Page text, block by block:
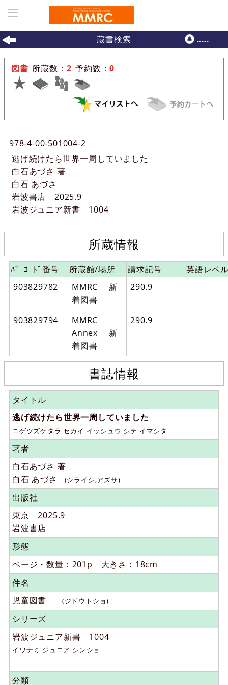
ホーム 一覧表示> 詳細
蔵書検索 -----
図書 所蔵数： 2 予約数：0
978-4-00-501004-2
逃げ続けたら世界一周していました
白石あづさ 著
白石 あづさ
岩波書店 2025.9
岩波ジュニア新書 1004
所蔵情報
ﾊﾞｰｺｰﾄﾞ番号 所蔵館/場所 請求記号
英語レベ
903829782
MMRC 新
着図書
290.9
903829794
MMRC
Annex 新
着図書
290.9
書誌情報
タイトル
逃げ続けたら世界一周していました
ニゲツズケタラ セカイ イッシュウ シテ イマシタ
著者
白石あづさ 著
白石 あづさ
(シライシ,アズサ)
出版社
東京 2025.9
岩波書店
形態
ページ・数量：201p 大きさ：18cm
件名
児童図書
(ジドウトショ)
シリーズ
岩波ジュニア新書 1004
イワナミ ジュニア シンショ
分類